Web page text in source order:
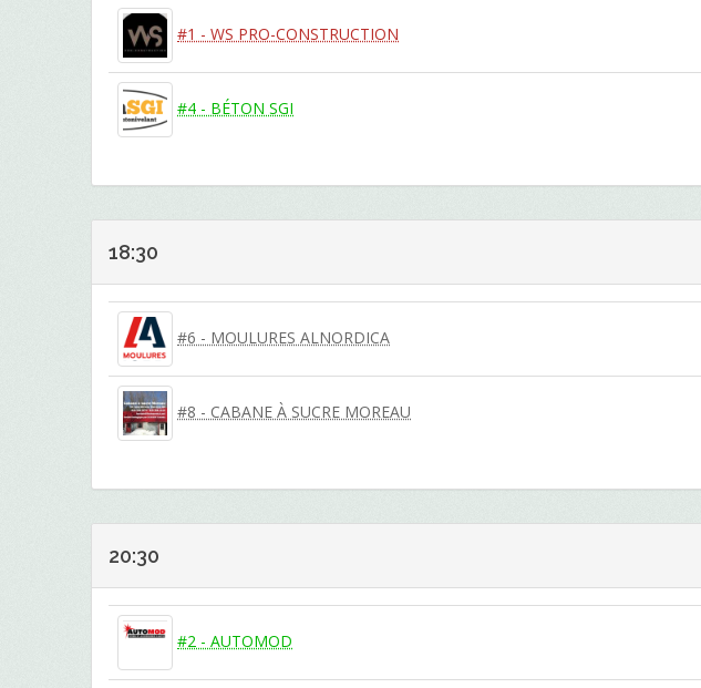
#1 - WS PRO-CONSTRUCTION
#4 - BÉTON SGI
18:30
#6 - MOULURES ALNORDICA
#8 - CABANE À SUCRE MOREAU
20:30
#2 - AUTOMOD